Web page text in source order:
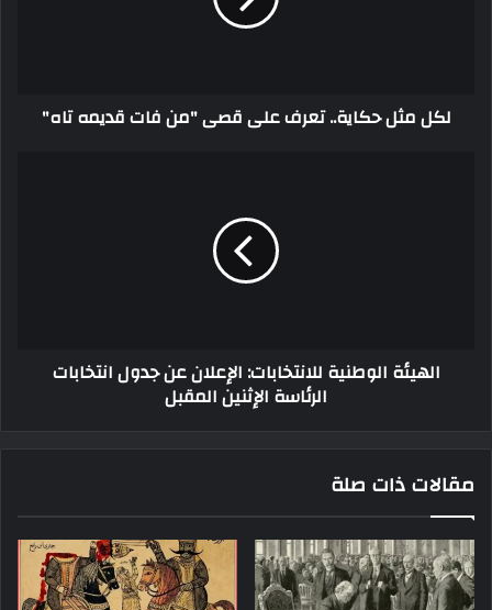
لكل مثل حكاية.. تعرف على قصى "من فات قديمه تاه"
الهيئة الوطنية للانتخابات: الإعلان عن جدول انتخابات
الرئاسة الإثنين المقبل
مقالات ذات صلة